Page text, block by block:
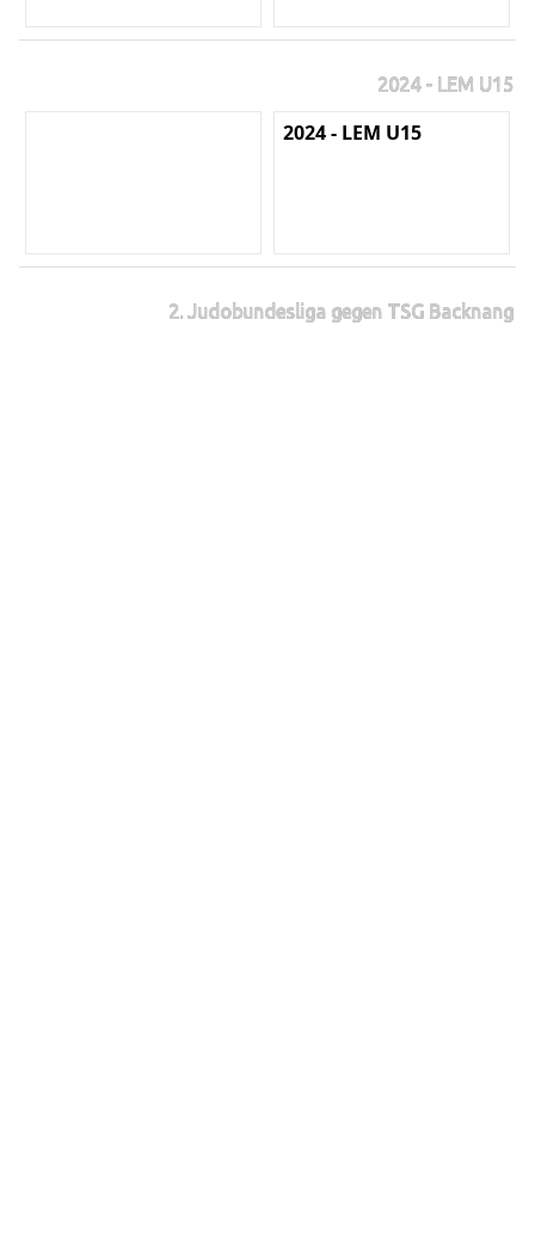
2024 - LEM U15
2024 - LEM U15
2. Judobundesliga gegen TSG Backnang